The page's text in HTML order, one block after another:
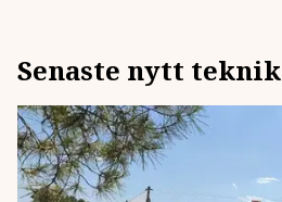
Senaste nytt teknik